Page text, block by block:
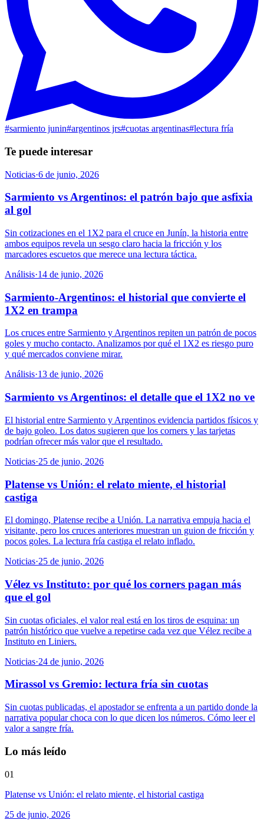
#sarmiento junin#argentinos jrs#cuotas argentinas#lectura fría
Te puede interesar
Noticias·6 de junio, 2026
Sarmiento vs Argentinos: el patrón bajo que asfixia
al gol
Sin cotizaciones en el 1X2 para el cruce en Junín, la historia entre
ambos equipos revela un sesgo claro hacia la fricción y los
marcadores escuetos que merece una lectura táctica.
Análisis·14 de junio, 2026
Sarmiento-Argentinos: el historial que convierte el
1X2 en trampa
Los cruces entre Sarmiento y Argentinos repiten un patrón de pocos
goles y mucho contacto. Analizamos por qué el 1X2 es riesgo puro
y qué mercados conviene mirar.
Análisis·13 de junio, 2026
Sarmiento vs Argentinos: el detalle que el 1X2 no ve
El historial entre Sarmiento y Argentinos evidencia partidos físicos y
de bajo goleo. Los datos sugieren que los corners y las tarjetas
podrían ofrecer más valor que el resultado.
Noticias·25 de junio, 2026
Platense vs Unión: el relato miente, el historial
castiga
El domingo, Platense recibe a Unión. La narrativa empuja hacia el
visitante, pero los cruces anteriores muestran un guion de fricción y
pocos goles. La lectura fría castiga el relato inflado.
Noticias·25 de junio, 2026
Vélez vs Instituto: por qué los corners pagan más
que el gol
Sin cuotas oficiales, el valor real está en los tiros de esquina: un
patrón histórico que vuelve a repetirse cada vez que Vélez recibe a
Instituto en Liniers.
Noticias·24 de junio, 2026
Mirassol vs Gremio: lectura fría sin cuotas
Sin cuotas publicadas, el apostador se enfrenta a un partido donde la
narrativa popular choca con lo que dicen los números. Cómo leer el
valor a sangre fría.
Lo más leído
01
Platense vs Unión: el relato miente, el historial castiga
25 de junio, 2026